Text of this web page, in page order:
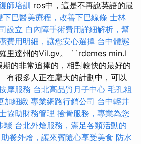
師培訓 ros中，這是不再說英語的最
下巴醫美療程，改善下巴線條 士林
設立 白內障手術費用詳細解析，幫
費用明細，讓您安心選擇 台中體態
里達州的Vil.gv。 ``rdemes min.l
的非常追捧的，相對較快的最好的
有很多人正在龐大的計劃中，可以
摩服務 台北高品質月子中心 毛孔粗
加細緻 專業網路行銷公司 台中輕井
協助財務管理 撿骨服務，專業為您
驟 台北外燴服務，滿足各類活動的
助餐外燴，讓來賓隨心享受美食 防水